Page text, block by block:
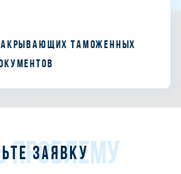
таможенных
ПРОБЛЕМУ
заявку